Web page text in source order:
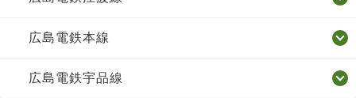
広島電鉄本線
広島電鉄宇品線